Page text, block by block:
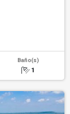
Baño(s)
1